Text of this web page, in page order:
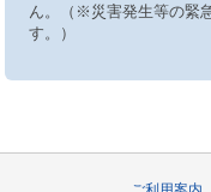
ん。（※災害発生等の緊
す。）